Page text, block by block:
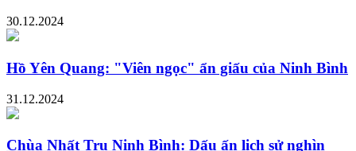
30.12.2024
Hồ Yên Quang: "Viên ngọc" ẩn giấu của Ninh Bình
31.12.2024
Chùa Nhất Trụ Ninh Bình: Dấu ấn lịch sử nghìn